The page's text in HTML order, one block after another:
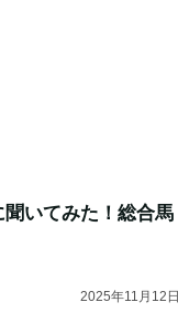
いてみた！総合馬
2025年11 月 12 日